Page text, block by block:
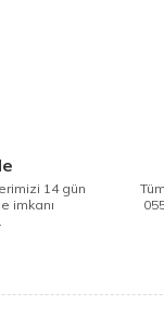
14 gün
imkanı